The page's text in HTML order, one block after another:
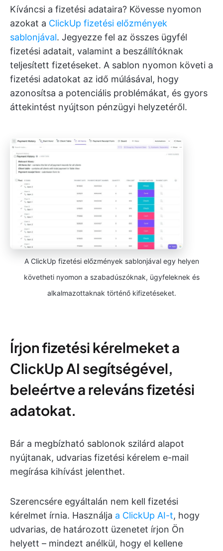
Kíváncsi a fizetési adataira? Kövesse nyomon
azokat a ClickUp fizetési előzmények
sablonjával. Jegyezze fel az összes ügyfél
fizetési adatait, valamint a beszállítóknak
teljesített fizetéseket. A sablon nyomon követi a
fizetési adatokat az idő múlásával, hogy
azonosítsa a potenciális problémákat, és gyors
áttekintést nyújtson pénzügyi helyzetéről.
A ClickUp fizetési előzmények sablonjával egy helyen
követheti nyomon a szabadúszóknak, ügyfeleknek és
alkalmazottaknak történő kifizetéseket.
Írjon fizetési kérelmeket a
ClickUp AI segítségével,
beleértve a releváns fizetési
adatokat.
Bár a megbízható sablonok szilárd alapot
nyújtanak, udvarias fizetési kérelem e-mail
megírása kihívást jelenthet.
Szerencsére egyáltalán nem kell fizetési
kérelmet írnia. Használja a ClickUp AI-t, hogy
udvarias, de határozott üzenetet írjon Ön
helyett – mindezt anélkül, hogy el kellene